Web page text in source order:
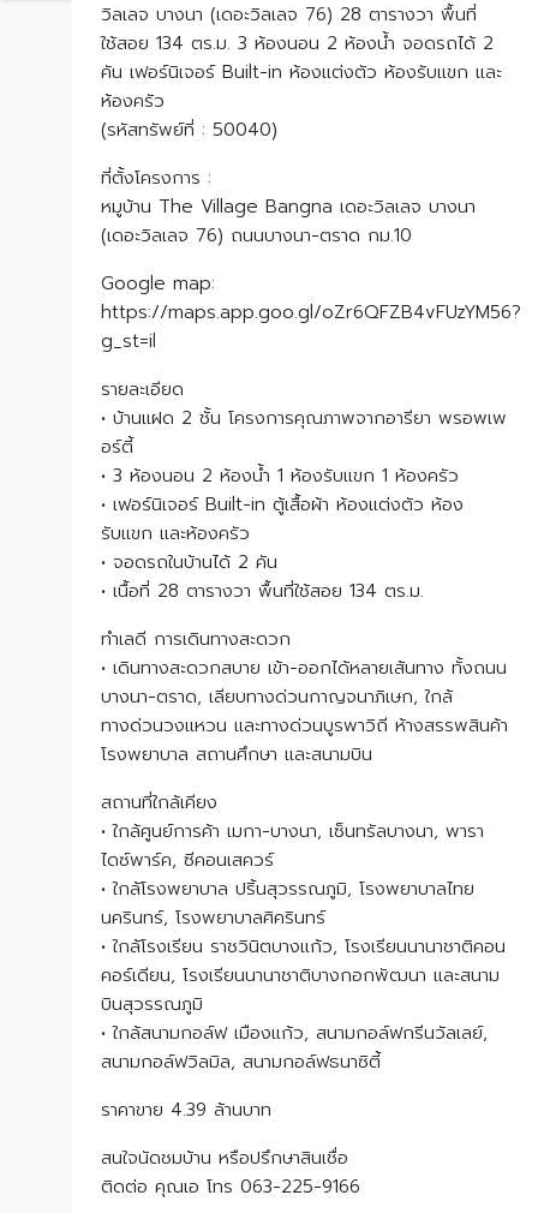
วิลเลจ บางนา (เดอะวิลเลจ 76) 28 ตารางวา พื้นที่
ใช้สอย 134 ตร.ม. 3 ห้องนอน 2 ห้องน้ำ จอดรถได้ 2
คัน เฟอร์นิเจอร์ Built-in ห้องแต่งตัว ห้องรับแขก และ
ห้องครัว
(รหัสทรัพย์ที่ : 50040)
ที่ตั้งโครงการ :
หมูบ้าน The Village Bangna เดอะวิลเลจ บางนา
(เดอะวิลเลจ 76) ถนนบางนา-ตราด กม.10
Google map:
https://maps.app.goo.gl/oZr6QFZB4vFUzYM56?
g_st=il
รายละเอียด
• บ้านแฝด 2 ชั้น โครงการคุณภาพจากอารียา พรอพเพ
อร์ตี้
• 3 ห้องนอน 2 ห้องน้ำ 1 ห้องรับแขก 1 ห้องครัว
• เฟอร์นิเจอร์ Built-in ตู้เสื้อผ้า ห้องแต่งตัว ห้อง
รับแขก และห้องครัว
• จอดรถในบ้านได้ 2 คัน
• เนื้อที่ 28 ตารางวา พื้นที่ใช้สอย 134 ตร.ม.
ทำเลดี การเดินทางสะดวก
• เดินทางสะดวกสบาย เข้า-ออกได้หลายเส้นทาง ทั้งถนน
บางนา-ตราด, เลียบทางด่วนกาญจนาภิเษก, ใกล้
ทางด่วนวงแหวน และทางด่วนบูรพาวิถี ห้างสรรพสินค้า
โรงพยาบาล สถานศึกษา และสนามบิน
สถานที่ใกล้เคียง
• ใกล้ศูนย์การค้า เมกา-บางนา, เซ็นทรัลบางนา, พารา
ไดซ์พาร์ค, ซีคอนเสควร์
• ใกล้โรงพยาบาล ปริ้นสุวรรณภูมิ, โรงพยาบาลไทย
นครินทร์, โรงพยาบาลศิครินทร์
• ใกล้โรงเรียน ราชวินิตบางแก้ว, โรงเรียนนานาชาติคอน
คอร์เดียน, โรงเรียนนานาชาติบางกอกพัฒนา และสนาม
บินสุวรรณภูมิ
• ใกล้สนามกอล์ฟ เมืองแก้ว, สนามกอล์ฟกรีนวัลเลย์,
สนามกอล์ฟวิลมิล, สนามกอล์ฟธนาซิตี้
ราคาขาย 4.39 ล้านบาท
สนใจนัดชมบ้าน หรือปรึกษาสินเชื่อ
ติดต่อ คุณเอ โทร 063-225-9166